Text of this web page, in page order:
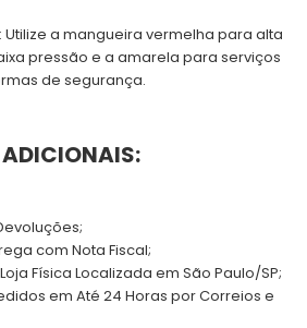
Utilize a mangueira vermelha para alta
pressão e a amarela para serviços
de segurança.
com Nota Fiscal;
Física Localizada em São Paulo/SP;
em Até 24 Horas por Correios e